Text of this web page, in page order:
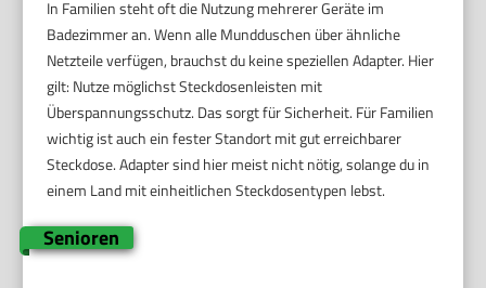
In Familien steht oft die Nutzung mehrerer Geräte im
Badezimmer an. Wenn alle Mundduschen über ähnliche
Netzteile verfügen, brauchst du keine speziellen Adapter. Hier
gilt: Nutze möglichst Steckdosenleisten mit
Überspannungsschutz. Das sorgt für Sicherheit. Für Familien
wichtig ist auch ein fester Standort mit gut erreichbarer
Steckdose. Adapter sind hier meist nicht nötig, solange du in
einem Land mit einheitlichen Steckdosentypen lebst.
Senioren